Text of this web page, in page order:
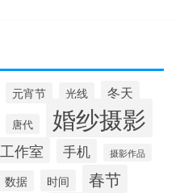
元宵节 光线 冬天
唐代 婚纱摄影
工作室 手机 摄影作品
数据 时间 春节